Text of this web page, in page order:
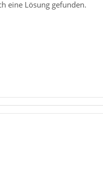
eine Lösung gefunden.